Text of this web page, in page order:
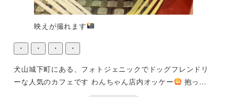
映えが撮れます
・ ・ ・ ・
犬山城下町にある、フォトジェニックでドッグフレンドリ
ーな人気のカフェです わんちゃん店内オッケー
抱っこ